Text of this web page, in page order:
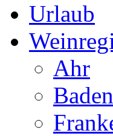
Urlaub
Ahr
Baden